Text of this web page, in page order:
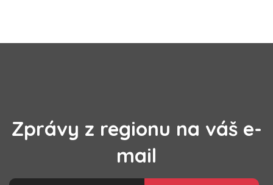
Zprávy z regionu na váš e-
mail